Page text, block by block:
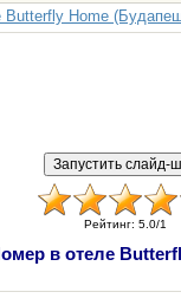
Home
Рейтинг: 5.0/1
в отеле